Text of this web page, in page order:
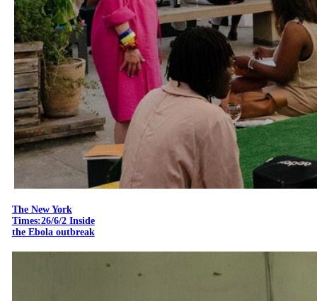
The New York
Times:26/6/2 Inside
the Ebola outbreak